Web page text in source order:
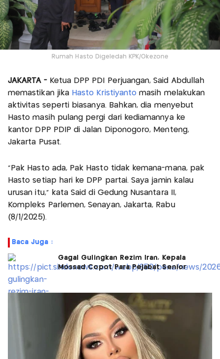
Rumah Hasto Digeledah KPK/Okezone
JAKARTA - Ketua DPP PDI Perjuangan, Said Abdullah
memastikan jika Hasto Kristiyanto masih melakukan
aktivitas seperti biasanya. Bahkan, dia menyebut
Hasto masih pulang pergi dari kediamannya ke
kantor DPP PDIP di Jalan Diponogoro, Menteng,
Jakarta Pusat.
"Pak Hasto ada, Pak Hasto tidak kemana-mana, pak
Hasto setiap hari ke DPP partai. Saya jamin kalau
urusan itu," kata Said di Gedung Nusantara II,
Kompleks Parlemen, Senayan, Jakarta, Rabu
(8/1/2025).
Baca Juga :
Gagal Gulingkan Rezim Iran, Kepala
Mossad Copot Para Pejabat Senior